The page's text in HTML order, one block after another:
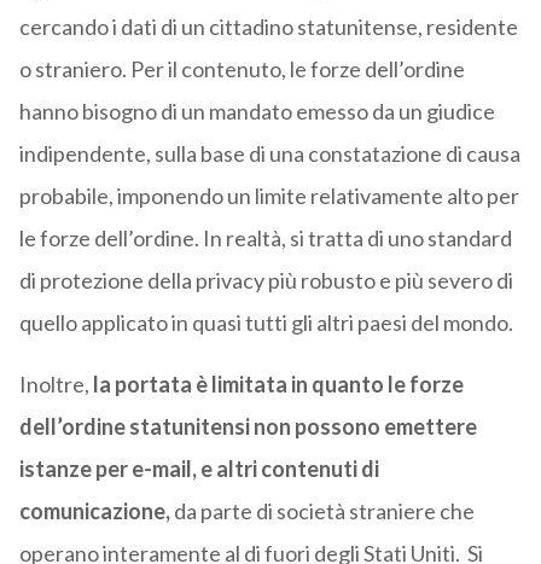
cercando i dati di un cittadino statunitense, residente
o straniero. Per il contenuto, le forze dell’ordine
hanno bisogno di un mandato emesso da un giudice
indipendente, sulla base di una constatazione di causa
probabile, imponendo un limite relativamente alto per
le forze dell’ordine. In realtà, si tratta di uno standard
di protezione della privacy più robusto e più severo di
quello applicato in quasi tutti gli altri paesi del mondo.
Inoltre, la portata è limitata in quanto le forze
dell’ordine statunitensi non possono emettere
istanze per e-mail, e altri contenuti di
comunicazione,da parte di società straniere che
operano interamente al di fuori degli Stati Uniti. Si